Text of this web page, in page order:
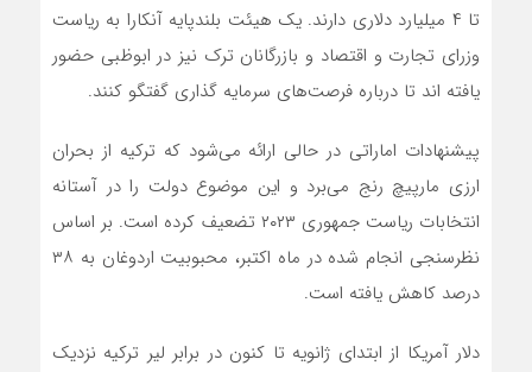
تا ۴ میلیارد دلاری دارند. یک هیئت بلندپایه آنکارا به ریاست
وزرای تجارت و اقتصاد و بازرگانان ترک نیز در ابوظبی حضور
یافته اند تا درباره فرصت‌های سرمایه گذاری گفتگو کنند.
پیشنهادات اماراتی در حالی ارائه می‌شود که ترکیه از بحران
ارزی مارپیچ رنج می‌برد و این موضوع دولت را در آستانه
انتخابات ریاست جمهوری ۲۰۲۳ تضعیف کرده است. بر اساس
نظرسنجی انجام شده در ماه اکتبر، محبوبیت اردوغان به ۳۸
درصد کاهش یافته است.
دلار آمریکا از ابتدای ژانویه تا کنون در برابر لیر ترکیه نزدیک